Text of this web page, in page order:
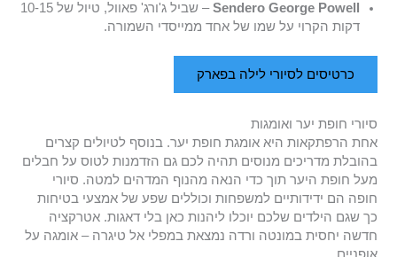
Sendero George Powell
– שביל ג'ורג' פאוול, טיול של 10-15
דקות הקרוי על שמו של אחד ממייסדי השמורה.
כרטיסים לסיורי לילה בפארק
סיורי חופת יער ואומגות
אחת הרפתקאות היא אומגת חופת יער. בנוסף לטיולים קצרים
בהובלת מדריכים מנוסים תהיה לכם גם הזדמנות לטוס על חבלים
מעל חופת היער תוך כדי הנאה מהנוף המדהים למטה. סיורי
חופה הם ידידותיים למשפחות וכוללים שפע של אמצעי בטיחות
כך שגם הילדים שלכם יוכלו ליהנות כאן בלי דאגות. אטרקציה
חדשה יחסית במונטה ורדה נמצאת במפלי אל טיגרה – אומגה על